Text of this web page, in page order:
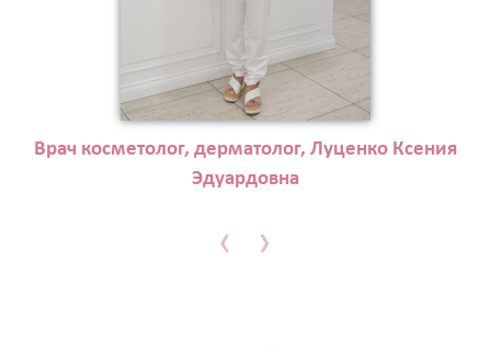
Врач косметолог, дерматолог, Луценко Ксения
Эдуардовна
‹ ›